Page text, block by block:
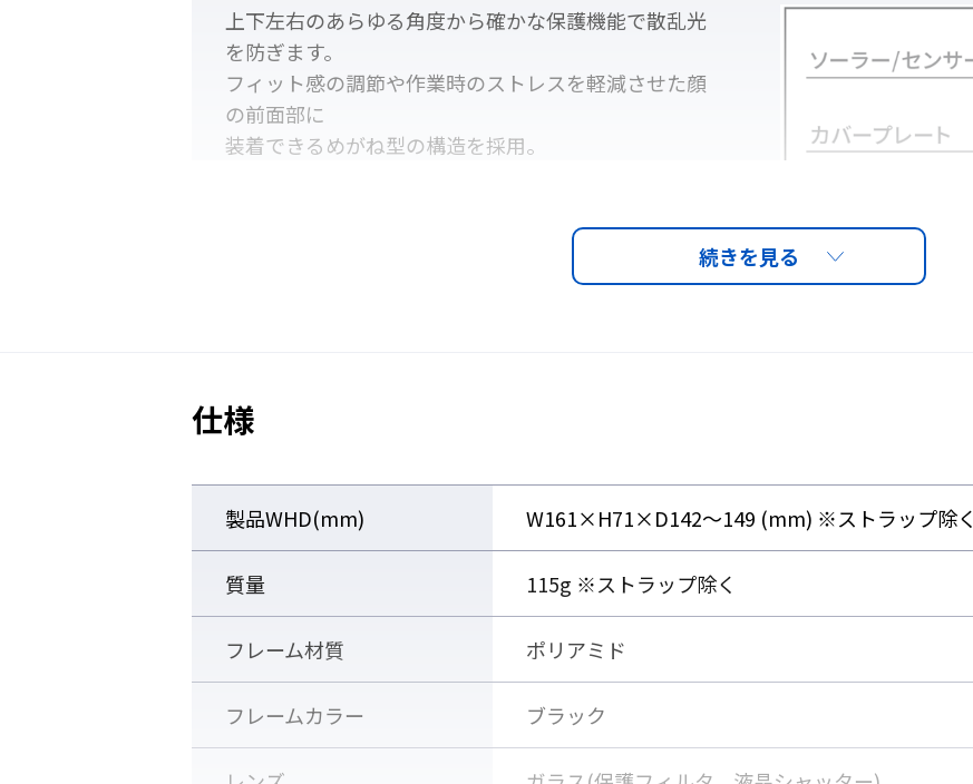
上下左右のあらゆる角度から確かな保護機能で散乱光
を防ぎます。
フィット感の調節や作業時のストレスを軽減させた顔
の前面部に
装着できるめがね型の構造を採用。
液晶シャッターグラス レンズ見え方
仕様
製品WHD(mm) W161×H71×D142～149 (mm) ※ストラップ除く
質量 115g ※ストラップ除く
フレーム材質 ポリアミド
フレームカラー ブラック